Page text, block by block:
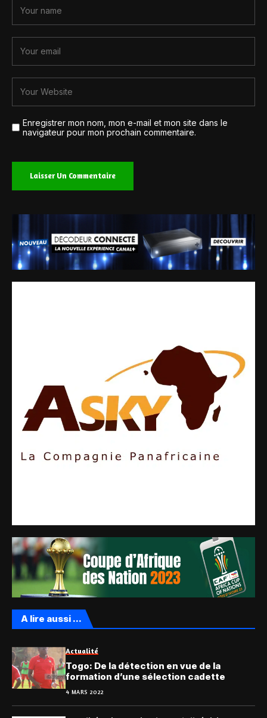
Enregistrer mon nom, mon e-mail et mon site dans le
navigateur pour mon prochain commentaire.
A lire aussi ...
Actualité
Togo: De la détection en vue de la
formation d’une sélection cadette
4 MARS 2022